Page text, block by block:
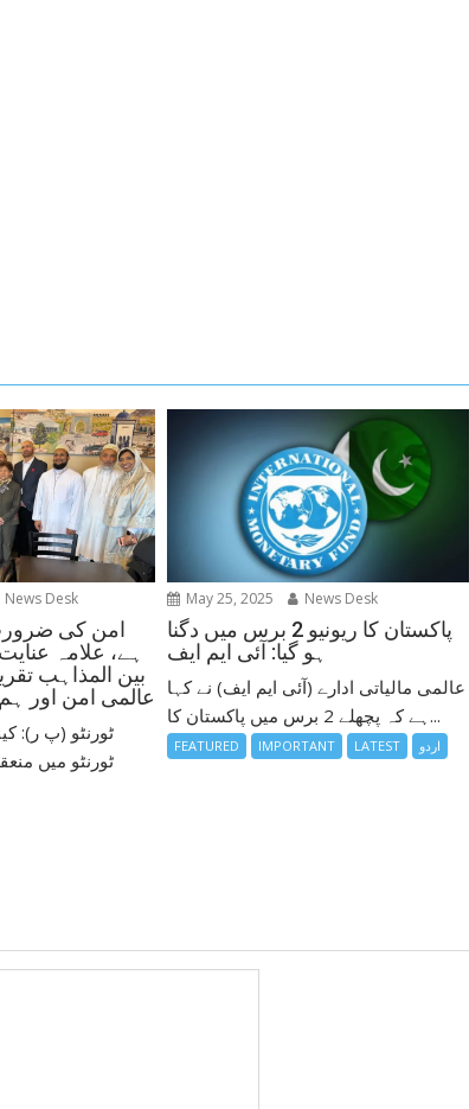
News Desk
امن کی
ہے، علامہ
بین المذاہب
عالمی امن اور
ٹورنٹو (پ ر):
ٹورنٹو میں
May 25, 2025 News Desk
پاکستان کا ریونیو 2 برس میں دگنا
ہو گیا: آئی ایم ایف
عالمی مالیاتی ادارے (آئی ایم ایف) نے کہا
ہے کہ پچھلے 2 برس میں پاکستان کا...
FEATURED IMPORTANT LATEST اردو